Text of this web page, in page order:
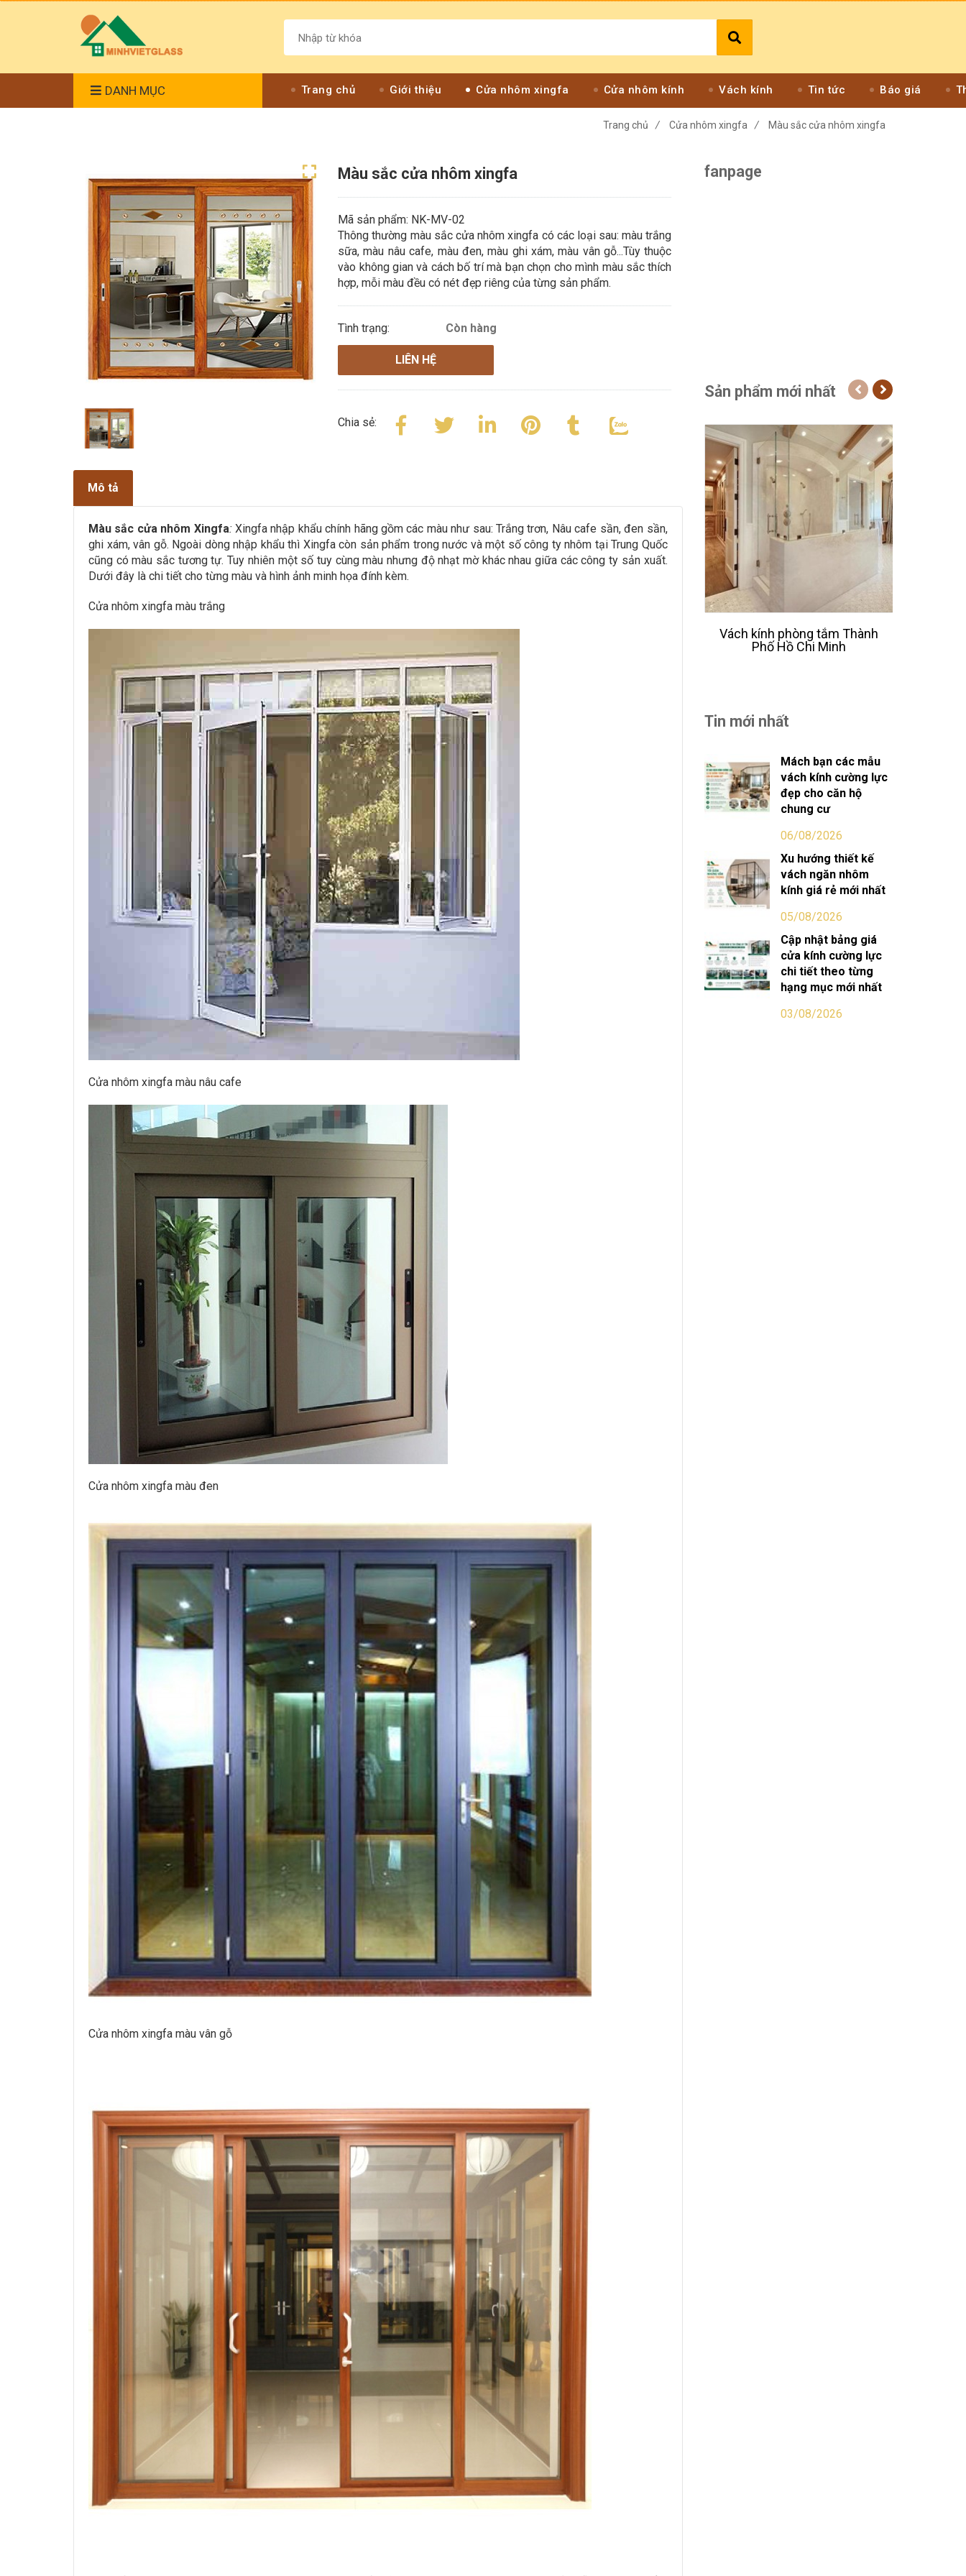
DANH MỤC Trang chủ Giới thiệu Cửa nhôm xingfa Cửa nhôm kính Vách kính Tin tức Báo giá
Trang chủ / Cửa nhôm xingfa / Màu sắc cửa nhôm xingfa
Màu sắc cửa nhôm xingfa
Mã sản phẩm: NK-MV-02
Thông thường màu sắc cửa nhôm xingfa có các loại sau: màu trắng
sữa, màu nâu cafe, màu đen, màu ghi xám, màu vân gỗ...Tùy thuộc
vào không gian và cách bố trí mà bạn chọn cho mình màu sắc thích
hợp, mỗi màu đều có nét đẹp riêng của từng sản phẩm.
Tình trạng: Còn hàng
LIÊN HỆ
Chia sẻ:
Mô tả
Màu sắc cửa nhôm Xingfa:Xingfa nhập khẩu chính hãng gồm các màu như sau: Trắng trơn, Nâu cafe sần, đen sần,
ghi xám, vân gỗ. Ngoài dòng nhập khẩu thì Xingfa còn sản phẩm trong nước và một số công ty nhôm tại Trung Quốc
cũng có màu sắc tương tự. Tuy nhiên một số tuy cùng màu nhưng độ nhạt mờ khác nhau giữa các công ty sản xuất.
Dưới đây là chi tiết cho từng màu và hình ảnh minh họa đính kèm.
Cửa nhôm xingfa màu trắng
Cửa nhôm xingfa màu nâu cafe
Cửa nhôm xingfa màu đen
Cửa nhôm xingfa màu vân gỗ
fanpage
Sản phẩm mới nhất
Vách kính phòng tắm Thành
Phố Hồ Chi Minh
Tin mới nhất
Mách bạn các mẫu
vách kính cường lực
đẹp cho căn hộ
chung cư
06/08/2026
Xu hướng thiết kế
vách ngăn nhôm
kính giá rẻ mới nhất
05/08/2026
Cập nhật bảng giá
cửa kính cường lực
chi tiết theo từng
hạng mục mới nhất
03/08/2026